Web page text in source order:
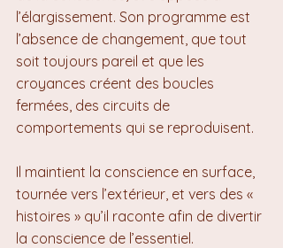
l’élargissement. Son programme est
l’absence de changement, que tout
soit toujours pareil et que les
croyances créent des boucles
fermées, des circuits de
comportements qui se reproduisent.
Il maintient la conscience en surface,
tournée vers l’extérieur, et vers des «
histoires » qu’il raconte afin de divertir
la conscience de l’essentiel.